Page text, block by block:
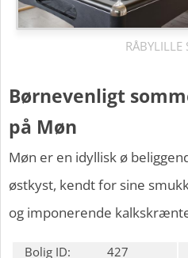
RÅBYLILLE
Børnevenligt
på Møn
Møn er en idyllisk ø
østkyst, kendt for sine
og imponerende
Bolig ID: 427